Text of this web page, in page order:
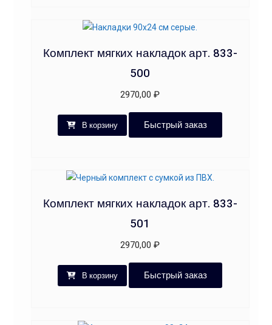
Комплект мягких накладок арт. 833-
500
2970,00₽
В корзину Быстрый заказ
Комплект мягких накладок арт. 833-
501
2970,00₽
В корзину Быстрый заказ